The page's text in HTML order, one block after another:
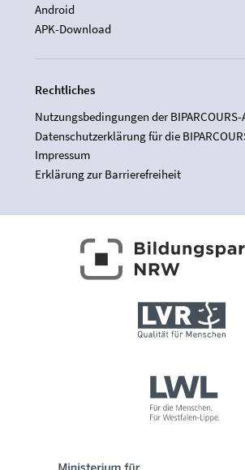
Android
APK-Download
Rechtliches
Nutzungsbedingungen der BIPARCOURS-
Datenschutzerklärung für die
Impressum
Erklärung zur Barrierefreiheit